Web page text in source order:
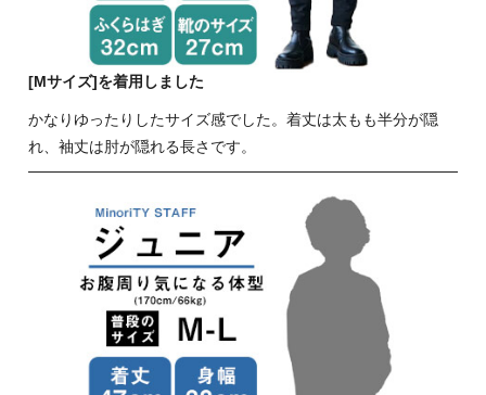
[Mサイズ]を着用しました
かなりゆったりしたサイズ感でした。着丈は太もも半分が隠
れ、袖丈は肘が隠れる長さです。